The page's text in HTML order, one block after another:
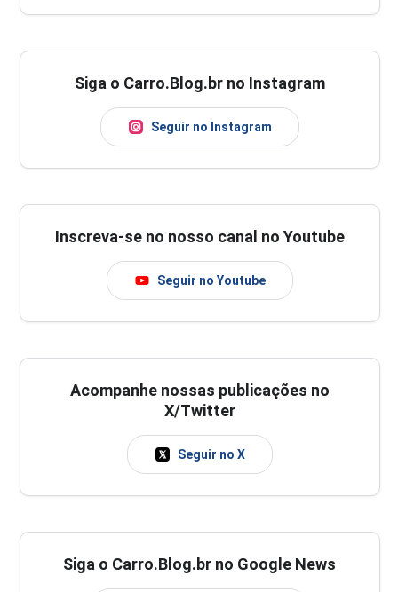
Siga o Carro.Blog.br no Instagram
Seguir no Instagram
Inscreva-se no nosso canal no Youtube
Seguir no Youtube
Acompanhe nossas publicações no
X/Twitter
Seguir no X
Siga o Carro.Blog.br no Google News